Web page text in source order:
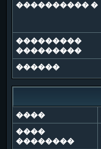
���������� �
���������
���������
������
����
����
��������